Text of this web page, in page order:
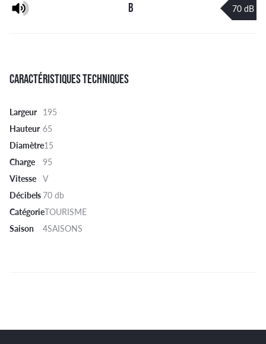
B
70 dB
CARACTÉRISTIQUES TECHNIQUES
Largeur 195
Hauteur 65
Diamètre15
Charge
95
Vitesse V
Décibels70 db
CatégorieTOURISME
Saison
4SAISONS